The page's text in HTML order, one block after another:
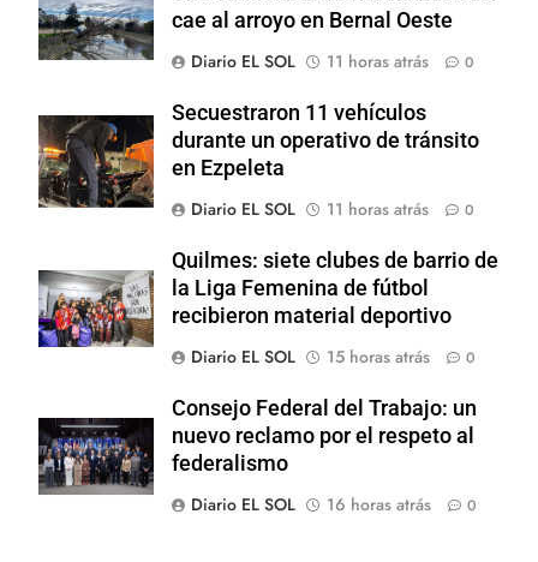
cae al arroyo en Bernal Oeste
Diario EL SOL
11 horas atrás 0
Secuestraron 11 vehículos
durante un operativo de tránsito
en Ezpeleta
Diario EL SOL
11 horas atrás 0
Quilmes: siete clubes de barrio de
la Liga Femenina de fútbol
recibieron material deportivo
Diario EL SOL
15 horas atrás 0
Consejo Federal del Trabajo: un
nuevo reclamo por el respeto al
federalismo
Diario EL SOL
16 horas atrás 0